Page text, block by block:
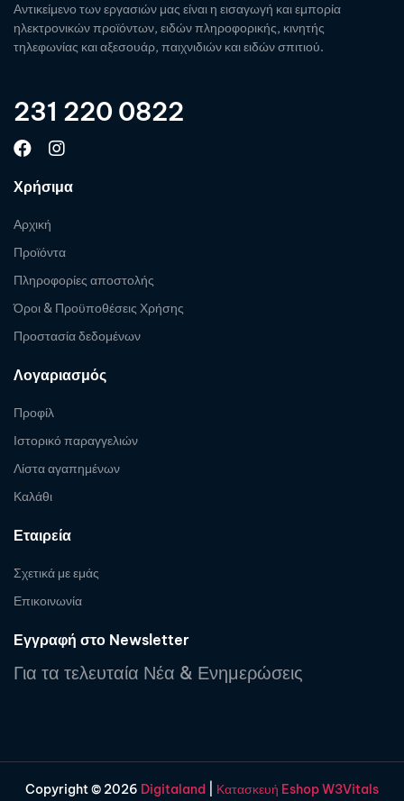
Αντικείμενο των εργασιών μας είναι η εισαγωγή και εμπορία
ηλεκτρονικών προϊόντων, ειδών πληροφορικής, κινητής
τηλεφωνίας και αξεσουάρ, παιχνιδιών και ειδών σπιτιού.
231 220 0822
Χρήσιμα
Αρχική
Προϊόντα
Πληροφορίες αποστολής
Όροι & Προϋποθέσεις Χρήσης
Προστασία δεδομένων
Λογαριασμός
Προφίλ
Ιστορικό παραγγελιών
Λίστα αγαπημένων
Καλάθι
Εταιρεία
Σχετικά με εμάς
Επικοινωνία
Εγγραφή στο Newsletter
Για τα τελευταία Νέα & Ενημερώσεις
Copyright © 2026 Digitaland Κατασκευή Eshop W3Vitals